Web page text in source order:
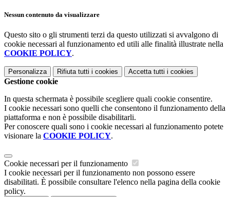
Nessun contenuto da visualizzare
Questo sito o gli strumenti terzi da questo utilizzati si avvalgono di
cookie necessari al funzionamento ed utili alle finalità illustrate nella
COOKIE POLICY.
Personalizza Rifiuta tutti i cookies Accetta tutti i cookies
Gestione cookie
In questa schermata è possibile scegliere quali cookie consentire.
I cookie necessari sono quelli che consentono il funzionamento della
piattaforma e non è possibile disabilitarli.
Per conoscere quali sono i cookie necessari al funzionamento potete
visionare la COOKIE POLICY.
Cookie necessari per il funzionamento
I cookie necessari per il funzionamento non possono essere
disabilitati. È possibile consultare l'elenco nella pagina della cookie
policy.